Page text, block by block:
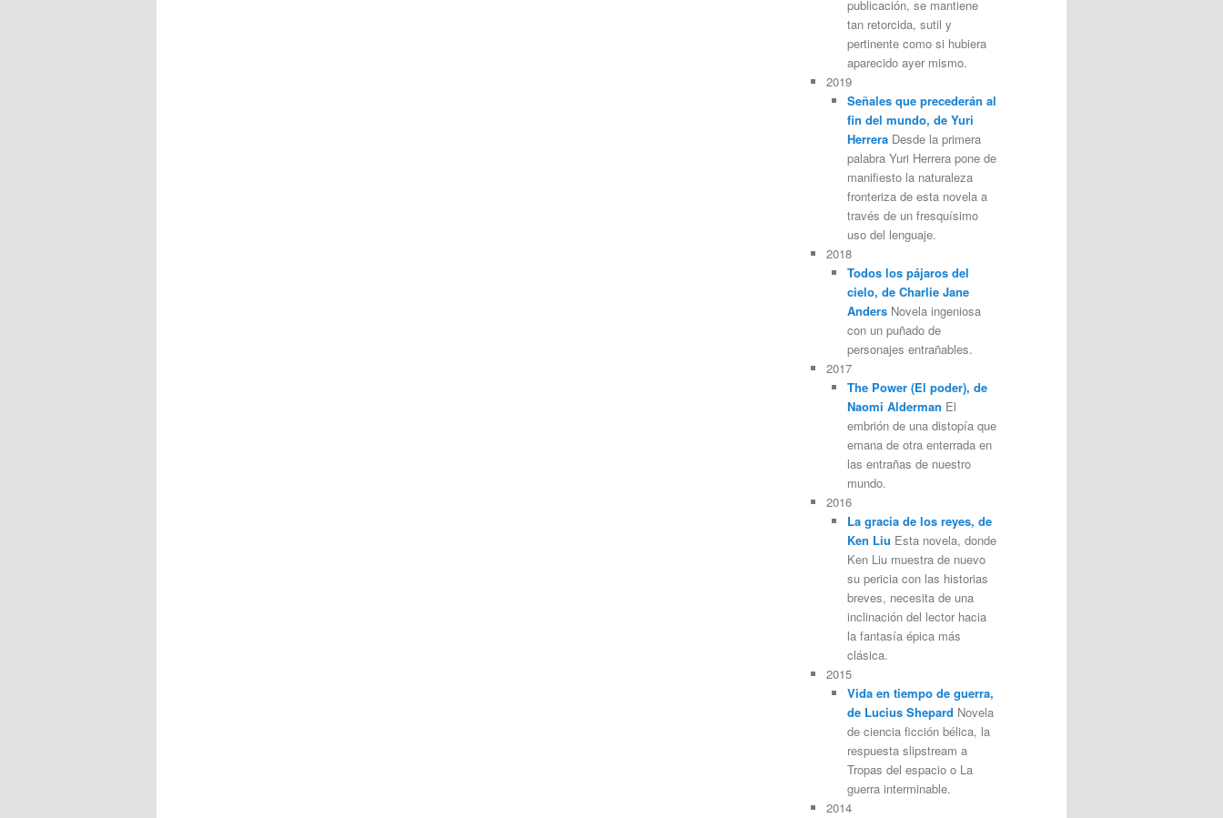
publicación, se mantiene
tan retorcida, sutil y
pertinente como si hubiera
aparecido ayer mismo.
2019
Señales que precederán al
fin del mundo, de Yuri
HerreraDesde la primera
palabra Yuri Herrera pone de
manifiesto la naturaleza
fronteriza de esta novela a
través de un fresquísimo
uso del lenguaje.
2018
Todos los pájaros del
cielo, de Charlie Jane
AndersNovela ingeniosa
con un puñado de
personajes entrañables.
2017
The Power (El poder), de
Naomi Alderman El
embrión de una distopía que
emana de otra enterrada en
las entrañas de nuestro
mundo.
2016
La gracia de los reyes, de
Ken Liu Esta novela, donde
Ken Liu muestra de nuevo
su pericia con las historias
breves, necesita de una
inclinación del lector hacia
la fantasía épica más
clásica.
2015
Vida en tiempo de guerra,
de Lucius Shepard Novela
de ciencia ficción bélica, la
respuesta slipstream a
Tropas del espacio o La
guerra interminable.
2014